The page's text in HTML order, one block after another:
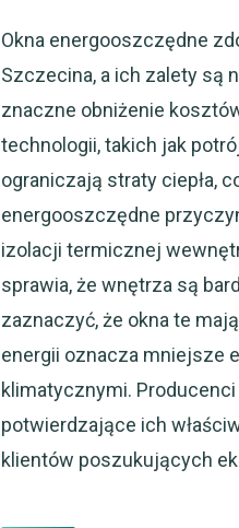
Okna energooszczędne
Szczecina, a ich zalety są
znaczne obniżenie
technologii, takich jak
ograniczają straty ciepła,
energooszczędne
izolacji termicznej
sprawia, że wnętrza są
zaznaczyć, że okna te
energii oznacza mniejsze
klimatycznymi.
potwierdzające ich
klientów poszukujących